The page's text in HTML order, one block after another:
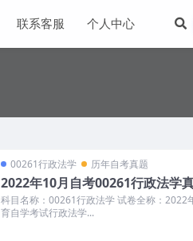
联系客服 个人中心
00261行政法学 历年自考真题
2022年10月自考00261行政法学
科目名称：00261行政法学 试卷全称：2022
育自学考试行政法学...